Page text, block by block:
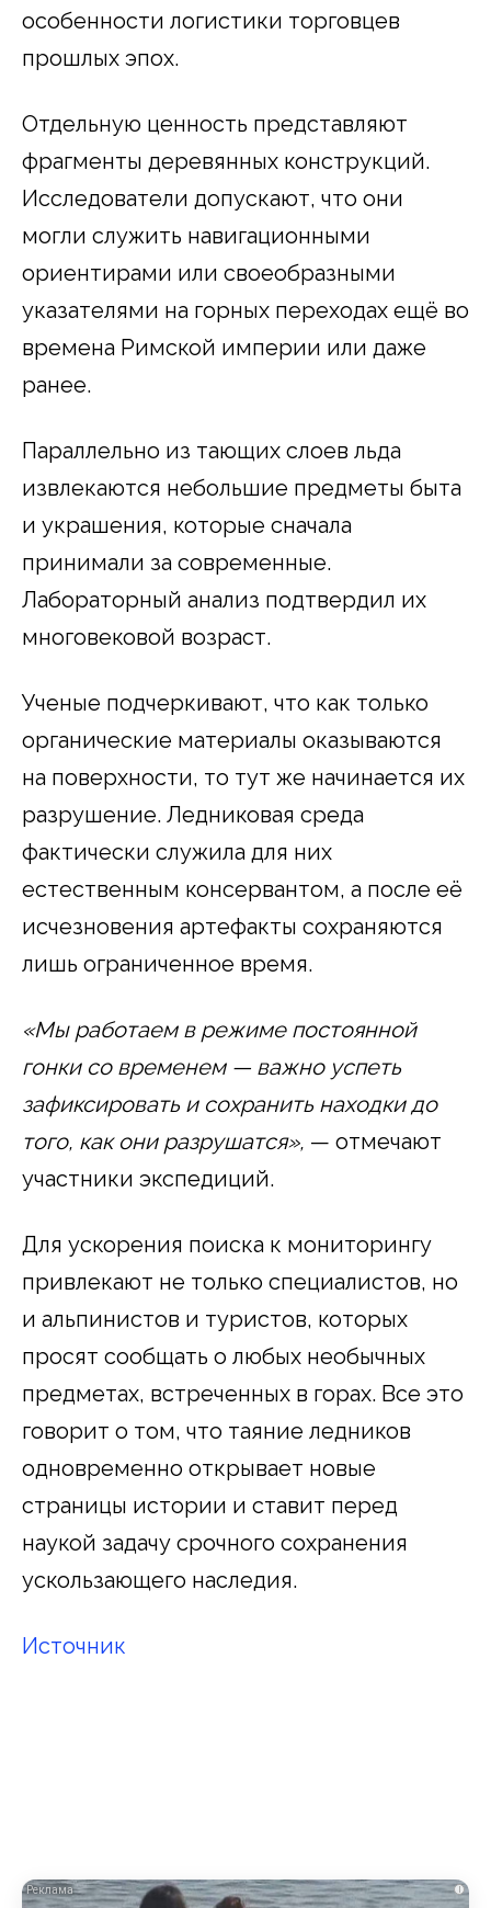
особенности логистики торговцев
прошлых эпох.
Отдельную ценность представляют
фрагменты деревянных конструкций.
Исследователи допускают, что они
могли служить навигационными
ориентирами или своеобразными
указателями на горных переходах ещё во
времена Римской империи или даже
ранее.
Параллельно из тающих слоев льда
извлекаются небольшие предметы быта
и украшения, которые сначала
принимали за современные.
Лабораторный анализ подтвердил их
многовековой возраст.
Ученые подчеркивают, что как только
органические материалы оказываются
на поверхности, то тут же начинается их
разрушение. Ледниковая среда
фактически служила для них
естественным консервантом, а после её
исчезновения артефакты сохраняются
лишь ограниченное время.
«Мы работаем в режиме постоянной
гонки со временем — важно успеть
зафиксировать и сохранить находки до
того, как они разрушатся», — отмечают
участники экспедиций.
Для ускорения поиска к мониторингу
привлекают не только специалистов, но
и альпинистов и туристов, которых
просят сообщать о любых необычных
предметах, встреченных в горах. Все это
говорит о том, что таяние ледников
одновременно открывает новые
страницы истории и ставит перед
наукой задачу срочного сохранения
ускользающего наследия.
Источник
i